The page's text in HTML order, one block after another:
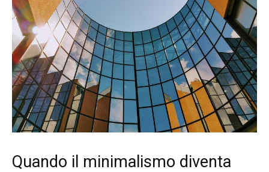
Quando il minimalismo diventa